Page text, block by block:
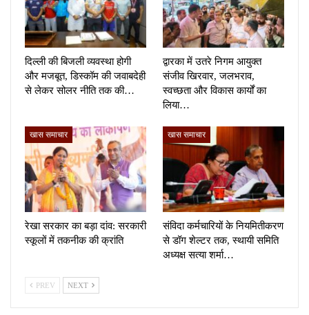
दिल्ली की बिजली व्यवस्था होगी
और मजबूत, डिस्कॉम की जवाबदेही
से लेकर सोलर नीति तक की…
द्वारका में उतरे निगम आयुक्त
संजीव खिरवार, जलभराव,
स्वच्छता और विकास कार्यों का
लिया…
खास समाचार
रेखा सरकार का बड़ा दांव: सरकारी
स्कूलों में तकनीक की क्रांति
खास समाचार
संविदा कर्मचारियों के नियमितीकरण
से डॉग शेल्टर तक, स्थायी समिति
अध्यक्ष सत्या शर्मा…
PREV NEXT